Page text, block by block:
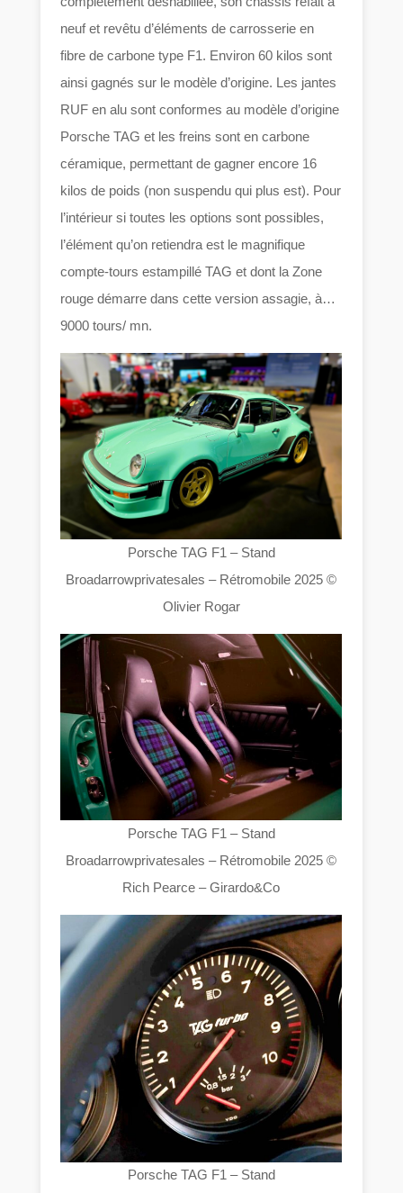
neuf et revêtu d’éléments de carrosserie en
fibre de carbone type F1. Environ 60 kilos sont
ainsi gagnés sur le modèle d’origine. Les jantes
RUF en alu sont conformes au modèle d’origine
Porsche TAG et les freins sont en carbone
céramique, permettant de gagner encore 16
kilos de poids (non suspendu qui plus est). Pour
l’intérieur si toutes les options sont possibles,
l’élément qu’on retiendra est le magnifique
compte-tours estampillé TAG et dont la Zone
rouge démarre dans cette version assagie, à…
9000 tours/ mn.
Porsche TAG F1 – Stand
Broadarrowprivatesales – Rétromobile 2025 ©
Olivier Rogar
Porsche TAG F1 – Stand
Broadarrowprivatesales – Rétromobile 2025 ©
Rich Pearce – Girardo&Co
Porsche TAG F1 – Stand